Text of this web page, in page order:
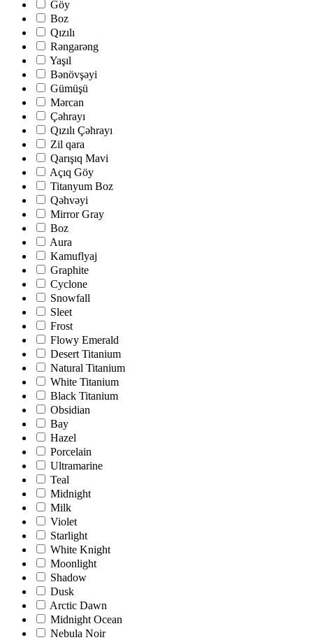
Göy
Boz
Qızılı
Rəngarəng
Yaşıl
Bənövşəyi
Gümüşü
Mərcan
Çəhrayı
Qızılı Çəhrayı
Zil qara
Qarışıq Mavi
Açıq Göy
Titanyum Boz
Qəhvəyi
Mirror Gray
Boz
Aura
Kamuflyaj
Graphite
Cyclone
Snowfall
Sleet
Frost
Flowy Emerald
Desert Titanium
Natural Titanium
White Titanium
Black Titanium
Obsidian
Bay
Hazel
Porcelain
Ultramarine
Teal
Midnight
Milk
Violet
Starlight
White Knight
Moonlight
Shadow
Dusk
Arctic Dawn
Midnight Ocean
Nebula Noir